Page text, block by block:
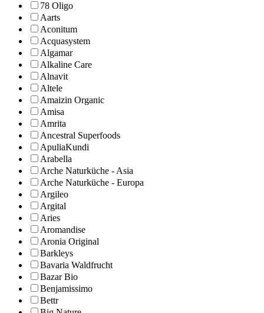
78 Oligo
Aarts
Aconitum
Acquasystem
Algamar
Alkaline Care
Alnavit
Altele
Amaizin Organic
Amisa
Amrita
Ancestral Superfoods
ApuliaKundi
Arabella
Arche Naturküche - Asia
Arche Naturküche - Europa
Argileo
Argital
Aries
Aromandise
Aronia Original
Barkleys
Bavaria Waldfrucht
Bazar Bio
Benjamissimo
Bettr